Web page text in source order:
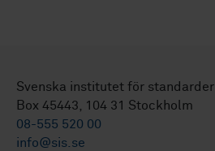
Svenska institutet för standarder
Box 45443, 104 31 Stockholm
08-555 520 00
info@sis.se